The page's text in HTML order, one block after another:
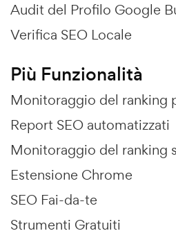
Audit del Profilo Google
Verifica SEO Locale
Più Funzionalità
Monitoraggio del ranking
Report SEO automatizzati
Monitoraggio del ranking
Estensione Chrome
SEO Fai-da-te
Strumenti Gratuiti